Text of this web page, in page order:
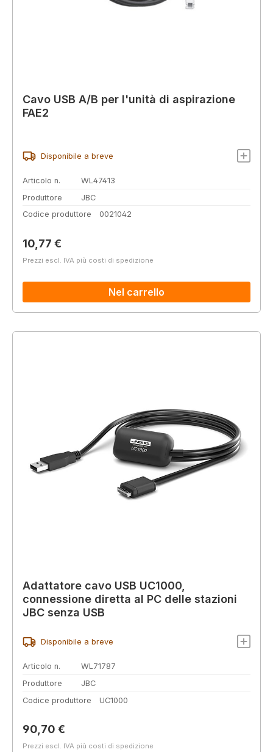
Cavo USB A/B per l'unità di aspirazione
FAE2
Disponibile a breve
Articolo n.
WL47413
Produttore
JBC
Codice produttore
0021042
Prezzo normale:
10,77 €
Prezzi escl. IVA più costi di spedizione
Nel carrello
Adattatore cavo USB UC1000,
connessione diretta al PC delle stazioni
JBC senza USB
Disponibile a breve
Articolo n.
WL71787
Produttore
JBC
Codice produttore
UC1000
Prezzo normale:
90,70 €
Prezzi escl. IVA più costi di spedizione